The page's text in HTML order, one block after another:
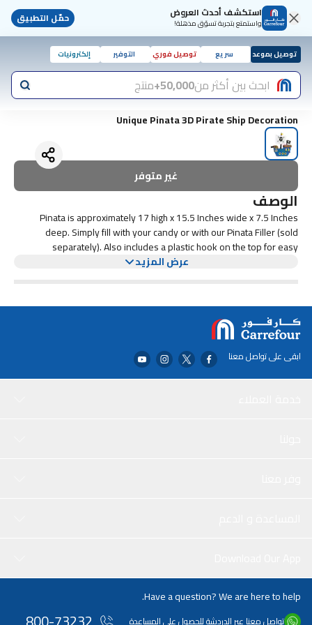
استكشف أحدث العروض
واستمتع بتجربة تسوّق مذهلة! حمّل التطبيق
توصيل بموعد سريع توصيل فوري التوفير إلكترونيات
ابحث بين أكثر من50,000+ منتج
Unique Pinata 3D Pirate Ship Decoration
غير متوفر
الوصف
Pinata is approximately 17 high x 15.5 Inches wide x 7.5 Inches
deep. Simply fill with your candy or with our Pinata Filler (sold
separately). Also includes a plastic hook on the top for easy
installation and can also be used as a decoration."
عرض المزيد
ابقى على تواصل معنا
Have a question? We are here to help.
تواصل معنا عبر الدردشة للحصول على المساعدة